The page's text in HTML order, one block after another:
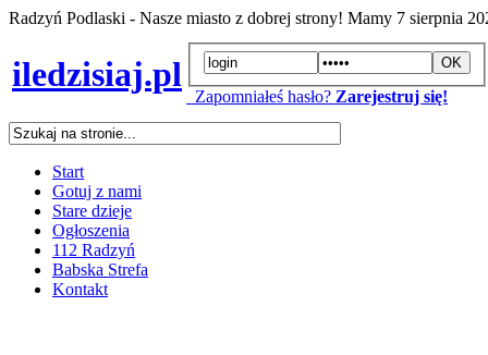
Radzyń Podlaski - Nasze miasto z dobrej strony! Mamy 7 sierpnia
iledzisiaj.pl
Zapomniałeś hasło? Zarejestruj się!
Start
Gotuj z nami
Stare dzieje
Ogłoszenia
112 Radzyń
Babska Strefa
Kontakt